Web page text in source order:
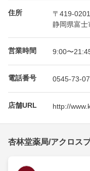
住所
〒419-0201
静岡県富士
営業時間 9:00〜
電話番号 0545-73-
店舗URL http://
杏林堂薬局/アクロス